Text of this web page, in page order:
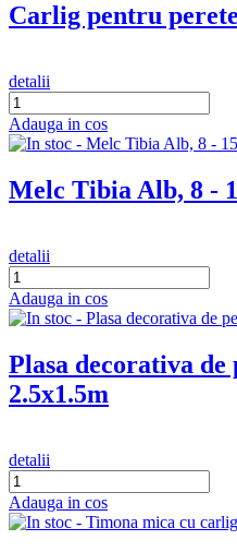
Carlig pentru
detalii
Adauga in cos
Melc Tibia Alb, 8 -
detalii
Adauga in cos
Plasa decorativa de
2.5x1.5m
detalii
Adauga in cos